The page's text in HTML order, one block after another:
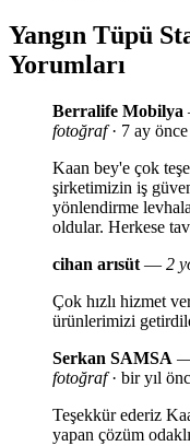
Yangın Tüpü
Yorumları
Berralife Mobilya
fotoğraf· 7 ay önce
Kaan bey'e çok
şirketimizin iş
yönlendirme
oldular. Herkese
cihan arısüt — 2
Çok hızlı hizmet
ürünlerimizi
Serkan SAMSA
fotoğraf· bir yıl
Teşekkür ederiz
yapan çözüm